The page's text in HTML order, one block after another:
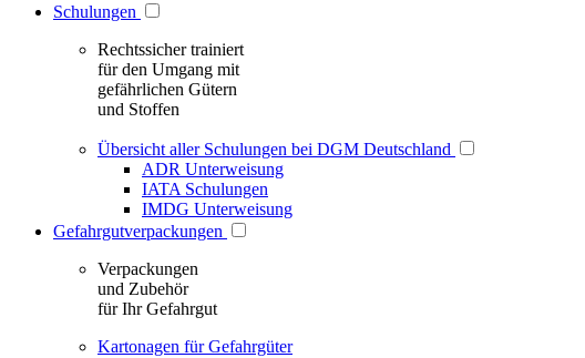
Schulungen
Rechtssicher trainiert
für den Umgang mit
gefährlichen Gütern
und Stoffen
Übersicht aller Schulungen bei DGM Deutschland
ADR Unterweisung
IATA Schulungen
IMDG Unterweisung
Gefahrgutverpackungen
Verpackungen
und Zubehör
für Ihr Gefahrgut
Kartonagen für Gefahrgüter